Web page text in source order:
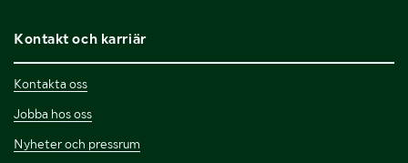
Kontakt och karriär
Kontakta oss
Jobba hos oss
Nyheter och pressrum